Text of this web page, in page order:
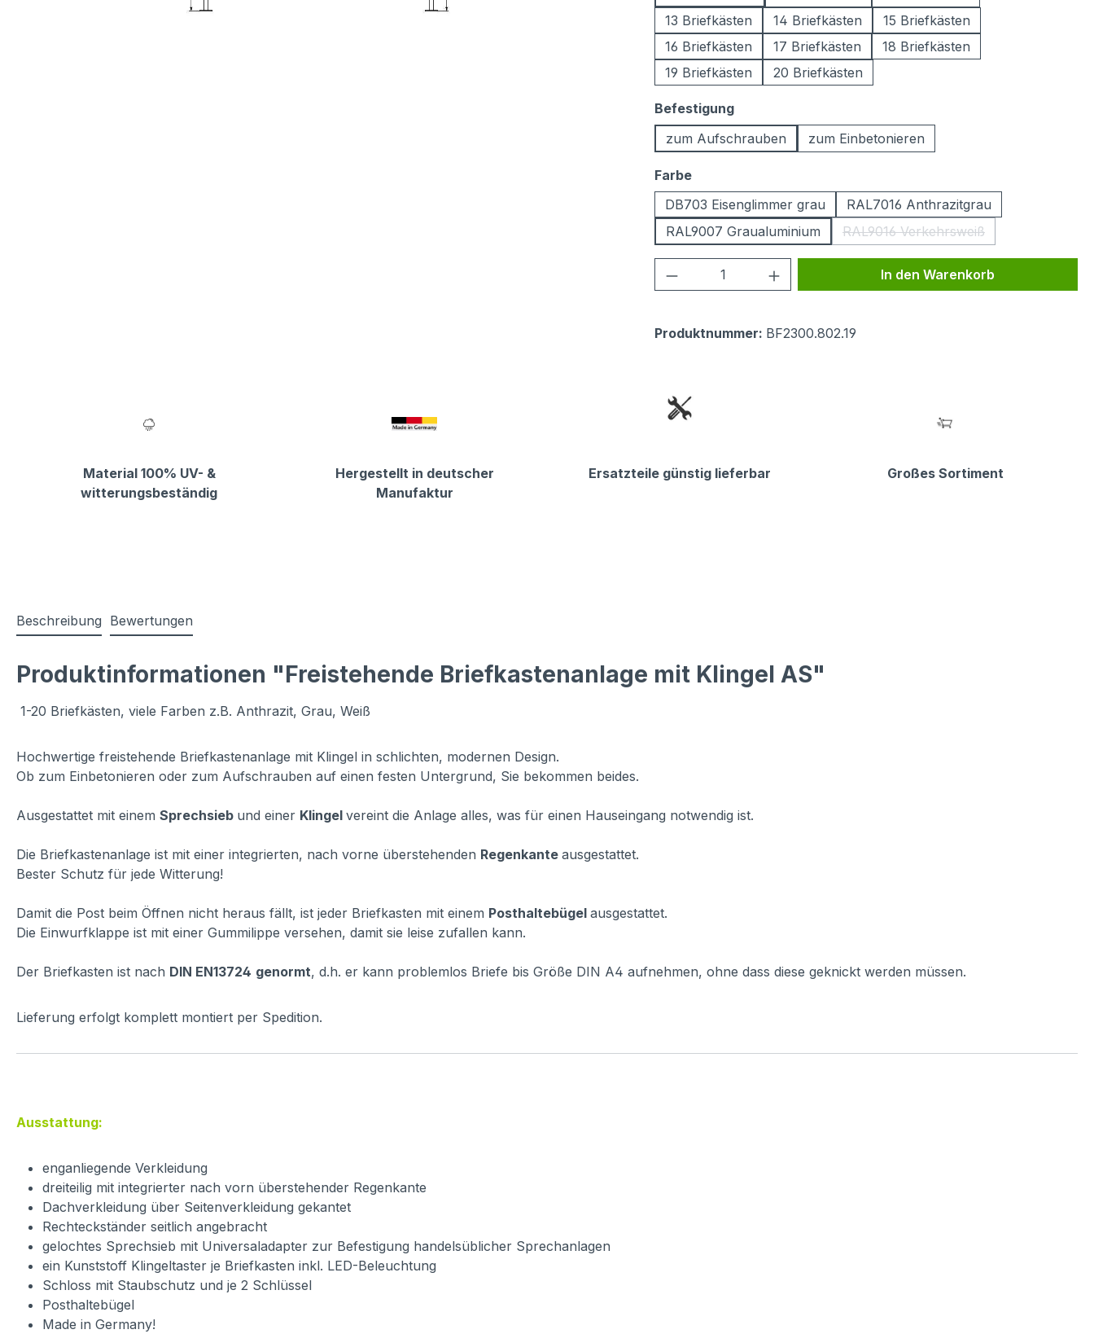
13 Briefkästen
14 Briefkästen
15 Briefkästen
16 Briefkästen
17 Briefkästen
18 Briefkästen
19 Briefkästen
20 Briefkästen
Befestigungauswählen
zum Aufschrauben
zum Einbetonieren
Farbeauswählen
DB703 Eisenglimmer grau
RAL7016 Anthrazitgrau
RAL9007 Graualuminium
RAL9016 Verkehrsweiß
(Diese Option ist zurzeit nicht
Produkt Anzahl: Gib den gewünschten Wert
In den Warenkorb
Produktnummer: BF2300.802.19
Material 100% UV- &
witterungsbeständig
Hergestellt in deutscher
Manufaktur
Ersatzteile günstig lieferbar Großes Sortiment
Beschreibung Bewertungen
Produktinformationen "Freistehende Briefkastenanlage mit Klingel AS"
1-20 Briefkästen, viele Farben z.B. Anthrazit, Grau, Weiß
Hochwertige freistehende Briefkastenanlage mit Klingel in schlichten, modernen Design.
Ob zum Einbetonieren oder zum Aufschrauben auf einen festen Untergrund, Sie bekommen beides.
Ausgestattet mit einem Sprechsieb und einer Klingel vereint die Anlage alles, was für einen Hauseingang notwendig ist.
Die Briefkastenanlage ist mit einer integrierten, nach vorne überstehenden Regenkante ausgestattet.
Bester Schutz für jede Witterung!
Damit die Post beim Öffnen nicht heraus fällt, ist jeder Briefkasten mit einem Posthaltebügel ausgestattet.
Die Einwurfklappe ist mit einer Gummilippe versehen, damit sie leise zufallen kann.
Der Briefkasten ist nach DIN EN13724 genormt, d.h. er kann problemlos Briefe bis Größe DIN A4 aufnehmen, ohne dass diese geknickt werden müssen.
Lieferung erfolgt komplett montiert per Spedition.
Ausstattung:
enganliegende Verkleidung
dreiteilig mit integrierter nach vorn überstehender Regenkante
Dachverkleidung über Seitenverkleidung gekantet
Rechteckständer seitlich angebracht
gelochtes Sprechsieb mit Universaladapter zur Befestigung handelsüblicher Sprechanlagen
ein Kunststoff Klingeltaster je Briefkasten inkl. LED-Beleuchtung
Schloss mit Staubschutz und je 2 Schlüssel
Posthaltebügel
Made in Germany!